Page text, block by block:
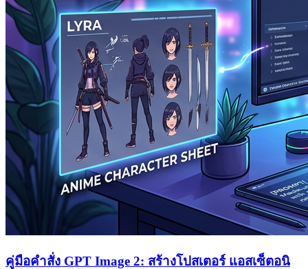
คู่มือคำสั่ง GPT Image 2: สร้างโปสเตอร์ แอสเซ็ตอนิ